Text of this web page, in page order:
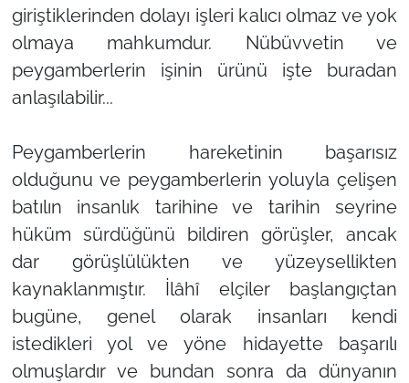
giriştiklerinden dolayı işleri kalıcı olmaz ve yok
olmaya mahkumdur. Nübüvvetin ve
peygamberlerin işinin ürünü işte buradan
anlaşılabilir...
Peygamberlerin hareketinin başarısız
olduğunu ve peygamberlerin yoluyla çelişen
batılın insanlık tarihine ve tarihin seyrine
hüküm sürdüğünü bildiren görüşler, ancak
dar görüşlülükten ve yüzeysellikten
kaynaklanmıştır. İlâhî elçiler başlangıçtan
bugüne, genel olarak insanları kendi
istedikleri yol ve yöne hidayette başarılı
olmuşlardır ve bundan sonra da dünyanın